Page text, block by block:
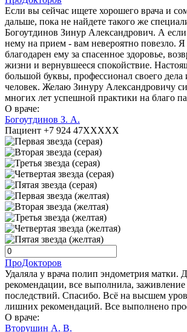
Если вы сейчас ищете хорошего врача и
дальше, пока не найдете такого же
Богоутдинов Зинур Александрович. А
нему на прием - вам невероятно повезло. Я
благодарен ему за спасенное здоровье,
жизни и вернувшееся спокойствие.
большой буквы, профессионал своего
человек. Желаю Зинуру Александровичу
многих лет успешной практики на благо
О враче:
Богоутдинов З. А.
Пациент +7 924 47XXXXX
ПроДокторов
Удаляла у врача полип эндометрия матки.
рекомендации, все выполнила,
последствий. Спасибо. Всё на высшем
лишних рекомендаций. Все выполнено
О враче:
Вторушин А. В.